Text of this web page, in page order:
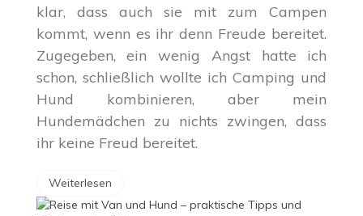
klar, dass auch sie mit zum Campen
kommt, wenn es ihr denn Freude bereitet.
Zugegeben, ein wenig Angst hatte ich
schon, schließlich wollte ich Camping und
Hund kombinieren, aber mein
Hundemädchen zu nichts zwingen, dass
ihr keine Freud bereitet.
Weiterlesen